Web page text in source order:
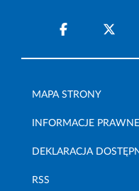
MAPA STRONY
INFORMACJE PRAWNE
DEKLARACJA
RSS